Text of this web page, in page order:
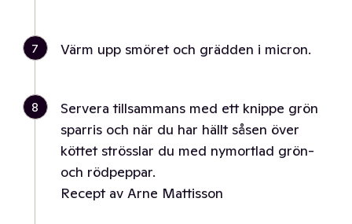
7 Värm upp smöret och grädden i micron.
8
Servera tillsammans med ett knippe grön
sparris och när du har hällt såsen över
köttet strösslar du med nymortlad grön-
och rödpeppar.
Recept av Arne Mattisson